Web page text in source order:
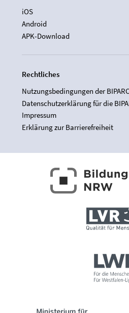
iOS
Android
APK-Download
Rechtliches
Nutzungsbedingungen der
Datenschutzerklärung für die
Impressum
Erklärung zur Barrierefreiheit